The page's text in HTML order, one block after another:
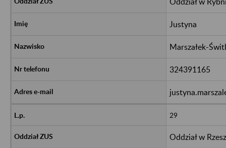
Justyna
Marszałek-
324391165
29
Oddział w